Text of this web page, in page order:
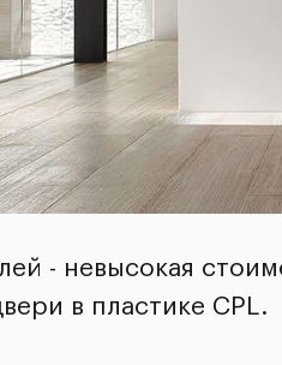
- невысокая
в пластике CPL.